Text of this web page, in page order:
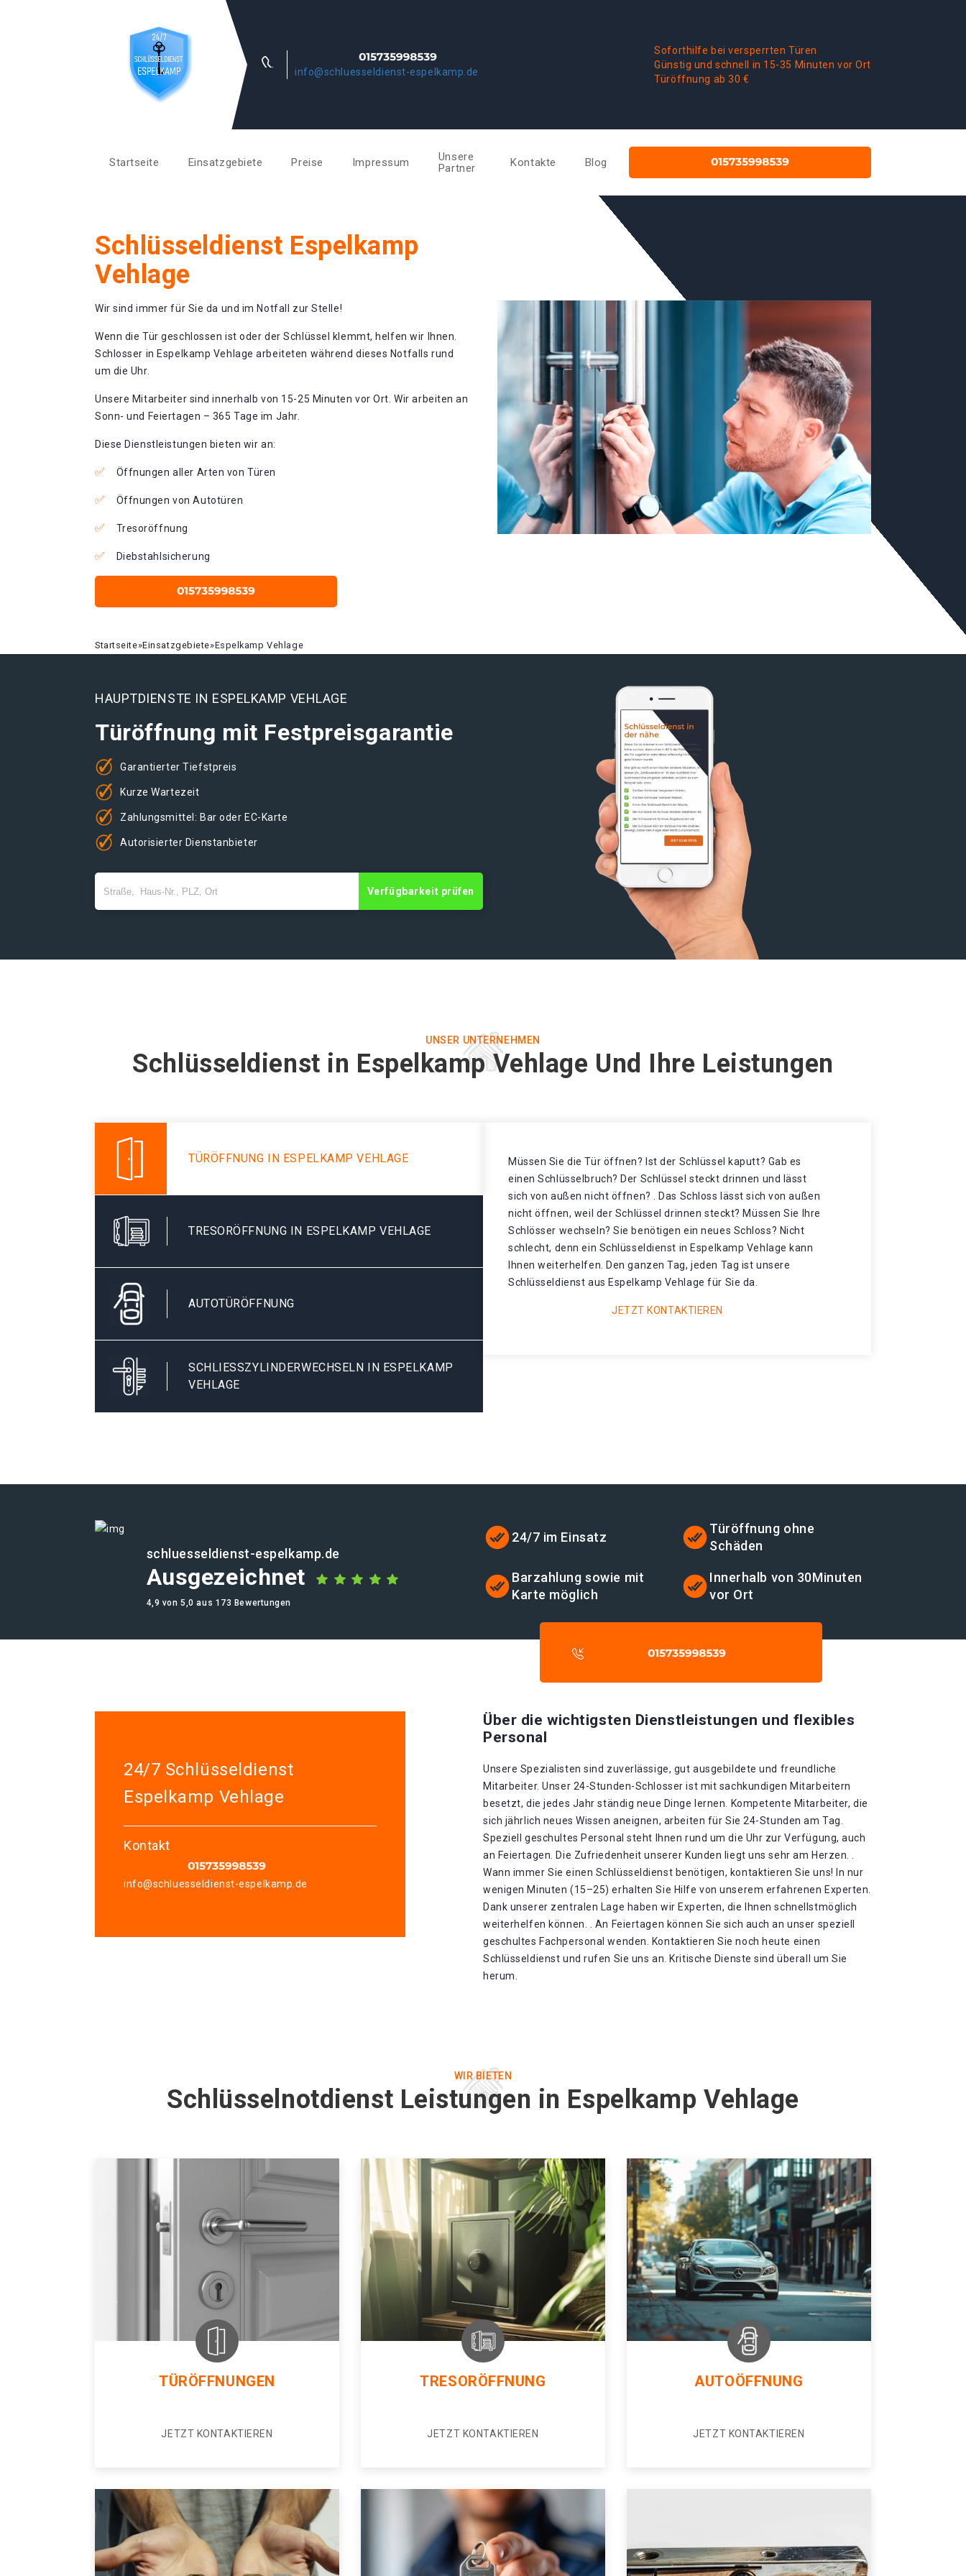
info@schluesseldienst-espelkamp.de
Soforthilfe bei versperrten Türen
Günstig und schnell in 15-35 Minuten vor Ort
Türöffnung ab 30 €
Startseite Einsatzgebiete Preise Impressum
Unsere
Partner
Kontakte Blog
Schlüsseldienst Espelkamp
Vehlage
Wir sind immer für Sie da und im Notfall zur Stelle!
Wenn die Tür geschlossen ist oder der Schlüssel klemmt, helfen wir Ihnen.
Schlosser in Espelkamp Vehlage arbeiteten während dieses Notfalls rund
um die Uhr.
Unsere Mitarbeiter sind innerhalb von 15-25 Minuten vor Ort. Wir arbeiten an
Sonn- und Feiertagen – 365 Tage im Jahr.
Diese Dienstleistungen bieten wir an:
Öffnungen aller Arten von Türen
Öffnungen von Autotüren
Tresoröffnung
Diebstahlsicherung
Startseite»Einsatzgebiete»Espelkamp Vehlage
HAUPTDIENSTE IN ESPELKAMP VEHLAGE
Türöffnung mit Festpreisgarantie
Garantierter Tiefstpreis
Kurze Wartezeit
Zahlungsmittel: Bar oder EC-Karte
Autorisierter Dienstanbieter
Verfügbarkeit prüfen
UNSER UNTERNEHMEN
Schlüsseldienst in Espelkamp Vehlage Und Ihre Leistungen
TÜRÖFFNUNG IN ESPELKAMP VEHLAGE
TRESORÖFFNUNG IN ESPELKAMP VEHLAGE
AUTOTÜRÖFFNUNG
SCHLIESSZYLINDERWECHSELN IN ESPELKAMP V
EHLAGE
Müssen Sie die Tür öffnen? Ist der Schlüssel kaputt? Gab es
einen Schlüsselbruch? Der Schlüssel steckt drinnen und lässt
sich von außen nicht öffnen? . Das Schloss lässt sich von außen
nicht öffnen, weil der Schlüssel drinnen steckt? Müssen Sie Ihre
Schlösser wechseln? Sie benötigen ein neues Schloss? Nicht
schlecht, denn ein Schlüsseldienst in Espelkamp Vehlage kann
Ihnen weiterhelfen. Den ganzen Tag, jeden Tag ist unsere
Schlüsseldienst aus Espelkamp Vehlage für Sie da.
JETZT KONTAKTIEREN
schluesseldienst-espelkamp.de
Ausgezeichnet
4,9 von 5,0 aus 173 Bewertungen
24/7 im Einsatz
Türöffnung ohne
Schäden
Barzahlung sowie mit
Karte möglich
Innerhalb von 30Minuten
vor Ort
24/7 Schlüsseldienst
Espelkamp Vehlage
Kontakt
info@schluesseldienst-espelkamp.de
Über die wichtigsten Dienstleistungen und flexibles
Personal
Unsere Spezialisten sind zuverlässige, gut ausgebildete und freundliche
Mitarbeiter. Unser 24-Stunden-Schlosser ist mit sachkundigen Mitarbeitern
besetzt, die jedes Jahr ständig neue Dinge lernen. Kompetente Mitarbeiter, die
sich jährlich neues Wissen aneignen, arbeiten für Sie 24-Stunden am Tag.
Speziell geschultes Personal steht Ihnen rund um die Uhr zur Verfügung, auch
an Feiertagen. Die Zufriedenheit unserer Kunden liegt uns sehr am Herzen. .
Wann immer Sie einen Schlüsseldienst benötigen, kontaktieren Sie uns! In nur
wenigen Minuten (15–25) erhalten Sie Hilfe von unserem erfahrenen Experten.
Dank unserer zentralen Lage haben wir Experten, die Ihnen schnellstmöglich
weiterhelfen können. . An Feiertagen können Sie sich auch an unser speziell
geschultes Fachpersonal wenden. Kontaktieren Sie noch heute einen
Schlüsseldienst und rufen Sie uns an. Kritische Dienste sind überall um Sie
herum.
WIR BIETEN
Schlüsselnotdienst Leistungen in Espelkamp Vehlage
TÜRÖFFNUNGEN
JETZT KONTAKTIEREN
TRESORÖFFNUNG
JETZT KONTAKTIEREN
AUTOÖFFNUNG
JETZT KONTAKTIEREN